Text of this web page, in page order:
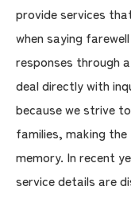
provide services
when saying
responses through
deal directly with
because we strive
families, making
memory. In recent
service details are